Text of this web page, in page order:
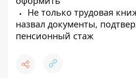
Не только трудовая
назвал документы,
пенсионный стаж